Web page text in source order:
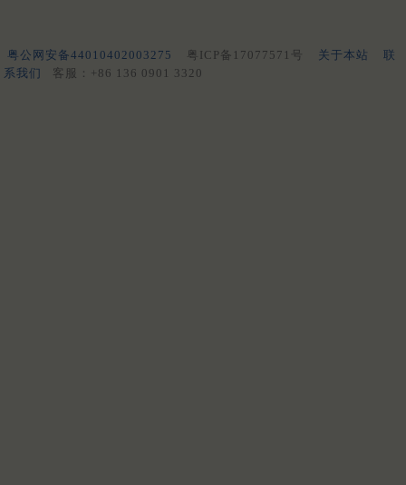
粤公网安备44010402003275 粤ICP备17077571号 关于本站
联
系我们
客服：+86 136 0901 3320